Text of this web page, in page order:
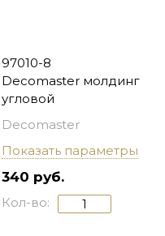
97010-8
Decomaster молдинг
угловой
Decomaster
Показать параметры
340 руб.
Кол-во: